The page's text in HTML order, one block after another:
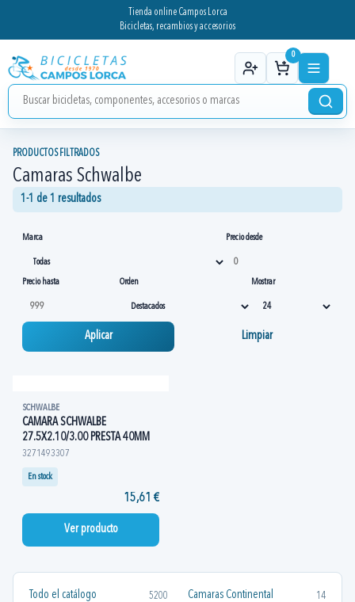
Tienda online Campos Lorca
Bicicletas, recambios y accesorios
0
Todo el catálogo 5200 Camaras Continental 14
PRODUCTOS FILTRADOS
Camaras Schwalbe
1-1 de 1 resultados
Marca Precio desde
Precio hasta Orden Mostrar
Aplicar Limpiar
SCHWALBE
CAMARA SCHWALBE
27.5X2.10/3.00 PRESTA 40MM
3271493307
En stock
15,61 €
Ver producto